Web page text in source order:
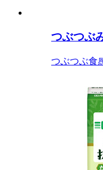
つぶつぶ
つぶつぶ食